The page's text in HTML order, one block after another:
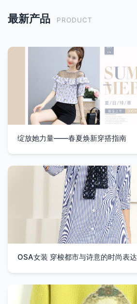
最新产品 PRODUCT
绽放她力量——春夏焕新穿搭指南
OSA女装 穿梭都市与诗意的时尚表达